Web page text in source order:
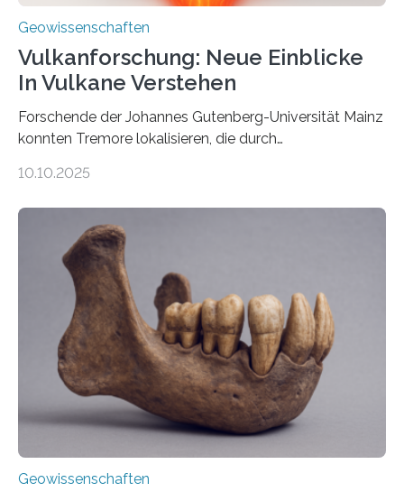
Geowissenschaften
Vulkanforschung: Neue Einblicke
In Vulkane Verstehen
Forschende der Johannes Gutenberg-Universität Mainz
konnten Tremore lokalisieren, die durch
Vulkan? Was passiert in der Erde darunter? Wo
erzeugt durch Magma oder Gase, die sich durch
Schlote einen Weg nach oben bahnen? Jun.-Prof. Dr.
Miriam Christina Reiss, Vulkanseismologin an der
Johannes Gutenberg-Universität Mainz (JGU), und ihr
Team haben am Vulkan Oldoinyo Lengai in Tansania
solche Tremore lokalisiert. „Wir konnten die Tremore
nicht nur nachweisen, sondern ihren Ort in…
10.10.2025
Geowissenschaften